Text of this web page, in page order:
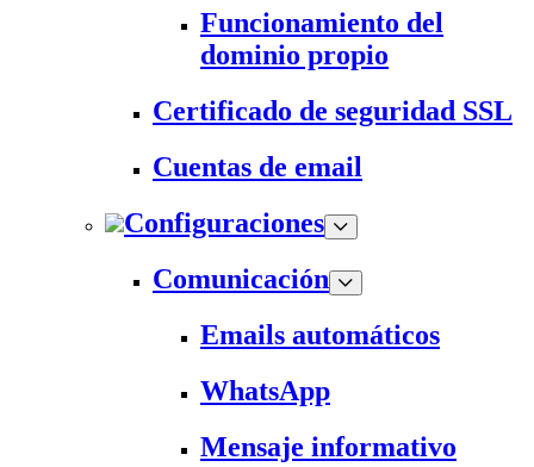
Funcionamiento del
dominio propio
Certificado de seguridad SSL
Cuentas de email
Configuraciones
Comunicación
Emails automáticos
WhatsApp
Mensaje informativo